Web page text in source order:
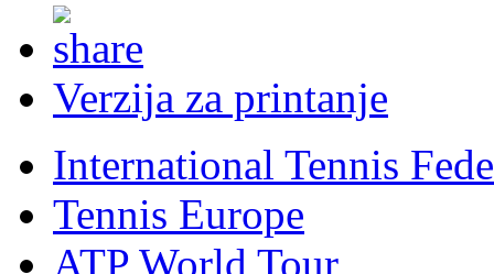
Verzija za printanje
International Tennis
Tennis Europe
ATP World Tour